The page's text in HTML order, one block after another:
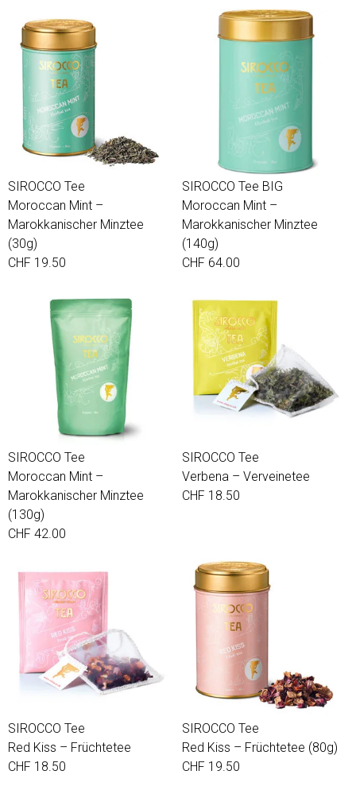
SIROCCO Tee
Moroccan Mint –
Marokkanischer Minztee
(30g)
CHF 19.50
SIROCCO Tee BIG
Moroccan Mint –
Marokkanischer Minztee
(140g)
CHF 64.00
SIROCCO Tee
Moroccan Mint –
Marokkanischer Minztee
(130g)
CHF 42.00
SIROCCO Tee
Verbena – Verveinetee
CHF 18.50
SIROCCO Tee
Red Kiss – Früchtetee
CHF 18.50
SIROCCO Tee
Red Kiss – Früchtetee (80g)
CHF 19.50